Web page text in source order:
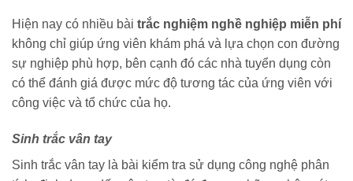
Hiện nay có nhiều bài trắc nghiệm nghề nghiệp miễn phí
không chỉ giúp ứng viên khám phá và lựa chọn con đường
sự nghiệp phù hợp, bên cạnh đó các nhà tuyển dụng còn
có thể đánh giá được mức độ tương tác của ứng viên với
công việc và tổ chức của họ.
Sinh trắc vân tay
Sinh trắc vân tay là bài kiểm tra sử dụng công nghệ phân